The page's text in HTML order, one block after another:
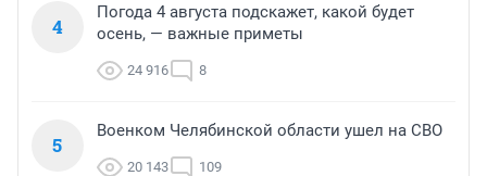
4
Погода 4 августа подскажет, какой будет
осень, — важные приметы
24 916 8
5
Военком Челябинской области ушел на СВО
20 143 109